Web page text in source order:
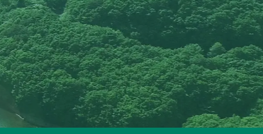
タ
ル
サ
イ
ト
合わせ